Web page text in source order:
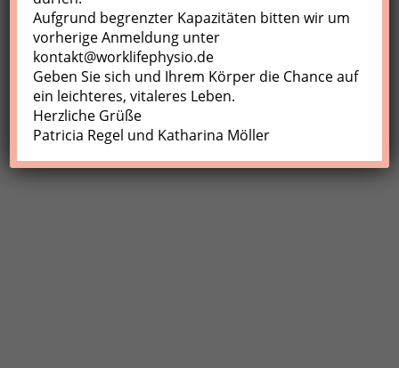
Abmelden
Aufgrund begrenzter Kapazitäten bitten wir um
vorherige Anmeldung unter
kontakt@worklifephysio.de
Geben Sie sich und Ihrem Körper die Chance auf
ein leichteres, vitaleres Leben.
Herzliche Grüße
Patricia Regel und Katharina Möller